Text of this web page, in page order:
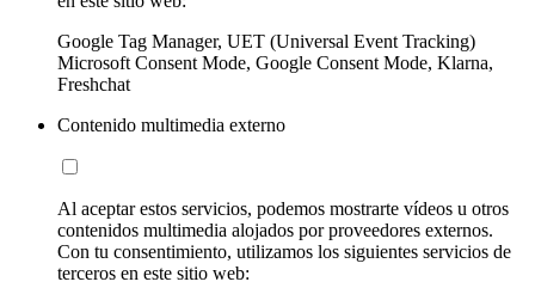
Google Tag Manager, UET (Universal Event Tracking)
Microsoft Consent Mode, Google Consent Mode, Klarna,
Freshchat
Contenido multimedia externo
Al aceptar estos servicios, podemos mostrarte vídeos u otros
contenidos multimedia alojados por proveedores externos.
Con tu consentimiento, utilizamos los siguientes servicios de
terceros en este sitio web: